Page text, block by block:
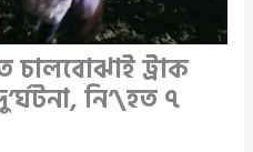
চালবোঝাই ট্রাক
নি’\হত ৭